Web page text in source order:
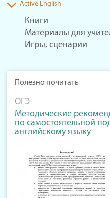
Active English
Книги
Материалы для
Игры, сценарии
Полезно почитать
ОГЭ
Методические
по самостоятельной
английскому языку